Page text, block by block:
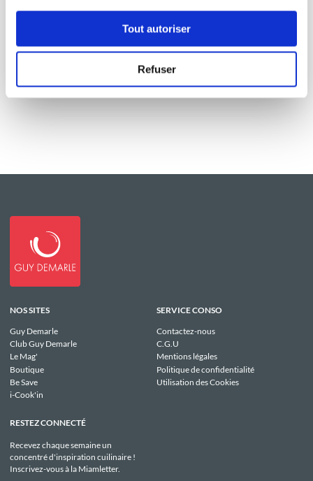
Tout autoriser
Refuser
Cuillères Normandes (sablées à la crè...
Aucune note
NOS SITES
Guy Demarle
Club Guy Demarle
Le Mag'
Boutique
Be Save
i-Cook'in
SERVICE CONSO
Contactez-nous
C.G.U
Mentions légales
Politique de confidentialité
Utilisation des Cookies
RESTEZ CONNECTÉ
Recevez chaque semaine un
concentré d'inspiration cuilinaire !
Inscrivez-vous à la Miamletter.